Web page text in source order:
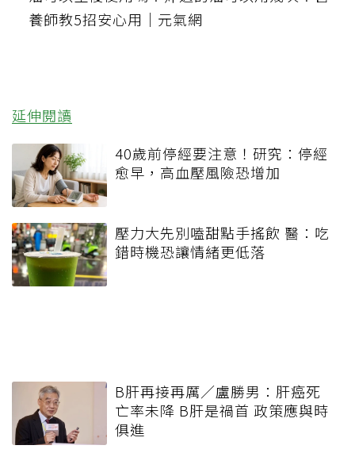
養師教5招安心用｜元氣網
延伸閱讀
40歲前停經要注意！研究：停經
愈早，高血壓風險恐增加
壓力大先別嗑甜點手搖飲 醫：吃
錯時機恐讓情緒更低落
B肝再接再厲／盧勝男：肝癌死
亡率未降 B肝是禍首 政策應與時
俱進